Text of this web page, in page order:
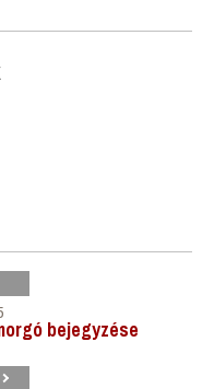
bejegyzése